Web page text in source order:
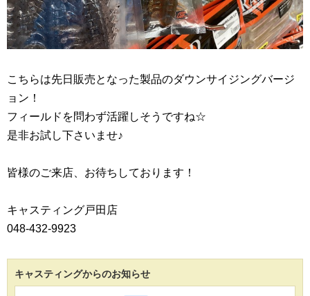
こちらは先日販売となった製品のダウンサイジングバージ
ョン！
フィールドを問わず活躍しそうですね☆
是非お試し下さいませ♪
皆様のご来店、お待ちしております！
キャスティング戸田店
048-432-9923
キャスティングからのお知らせ